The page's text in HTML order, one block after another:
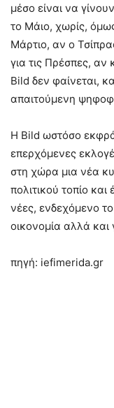
μέσο είναι να
το Μάιο, χωρίς,
Μάρτιο, αν ο
για τις Πρέσπες, αν
Bild δεν φαίνεται,
απαιτούμενη
Η Bild ωστόσο
επερχόμενες
στη χώρα μια νέα
πολιτικού τοπίο
νέες, ενδεχόμενο
οικονομία αλλά
πηγή: iefimerida.gr